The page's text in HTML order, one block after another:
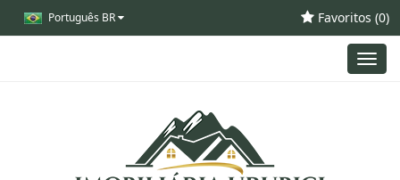
Português BR Favoritos (0)